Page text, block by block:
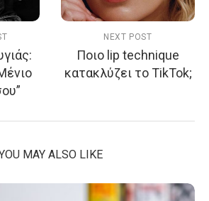
NEXT POST
Ποιο lip technique
κατακλύζει το TikTok;
MAY ALSO LIKE